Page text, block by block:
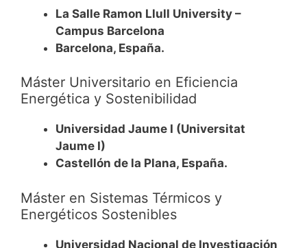
La Salle Ramon Llull University –
Campus Barcelona
Barcelona, España.
Máster Universitario en Eficiencia
Energética y Sostenibilidad
Universidad Jaume I (Universitat
Jaume I)
Castellón de la Plana, España.
Máster en Sistemas Térmicos y
Energéticos Sostenibles
Universidad Nacional de Investigación